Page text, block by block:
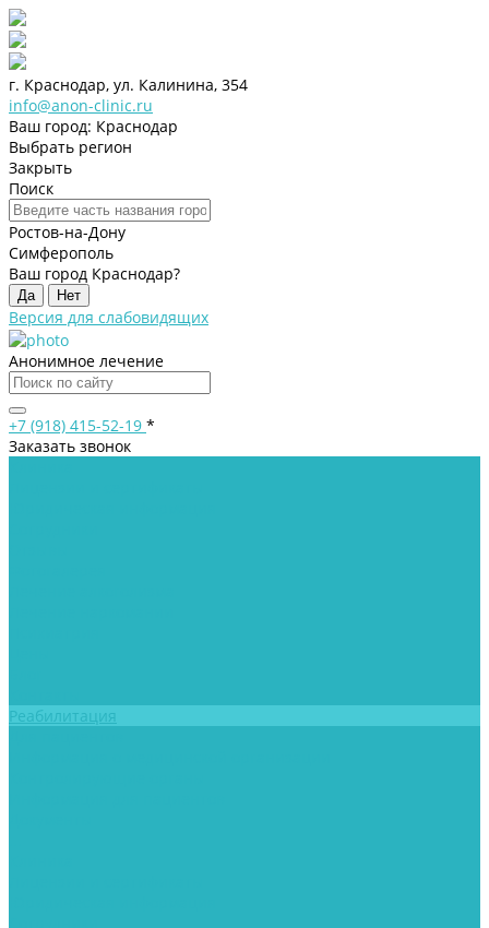
г. Краснодар, ул. Калинина, 354
info@anon-clinic.ru
Ваш город: Краснодар
Выбрать регион
Закрыть
Поиск
Ростов-на-Дону
Симферополь
Ваш город Краснодар?
Да Нет
Версия для слабовидящих
Анонимное лечение
+7 (918) 415-52-19 *
Заказать звонок
Реабилитация